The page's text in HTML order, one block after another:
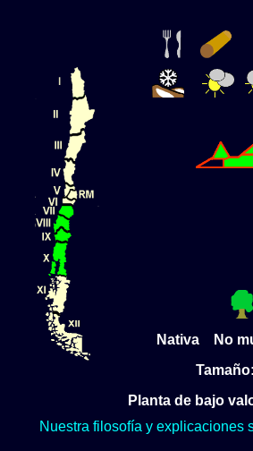
Nativa No
Planta de bajo
Nuestra filosofía y explicaciones